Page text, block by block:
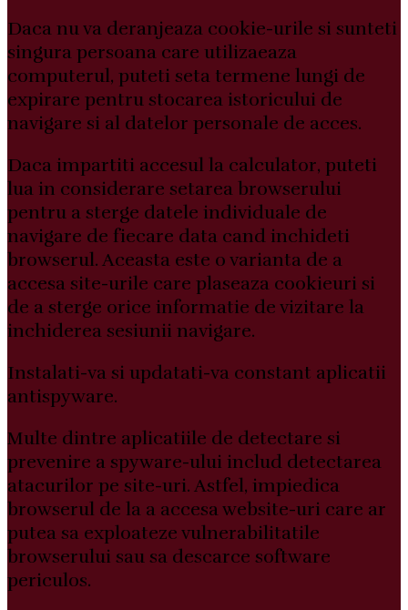
Daca nu va deranjeaza cookie-urile si sunteti
singura persoana care utilizaeaza
computerul, puteti seta termene lungi de
expirare pentru stocarea istoricului de
navigare si al datelor personale de acces.
Daca impartiti accesul la calculator, puteti
lua in considerare setarea browserului
pentru a sterge datele individuale de
navigare de fiecare data cand inchideti
browserul. Aceasta este o varianta de a
accesa site-urile care plaseaza cookieuri si
de a sterge orice informatie de vizitare la
inchiderea sesiunii navigare.
Instalati-va si updatati-va constant aplicatii
antispyware.
Multe dintre aplicatiile de detectare si
prevenire a spyware-ului includ detectarea
atacurilor pe site-uri. Astfel, impiedica
browserul de la a accesa website-uri care ar
putea sa exploateze vulnerabilitatile
browserului sau sa descarce software
periculos.